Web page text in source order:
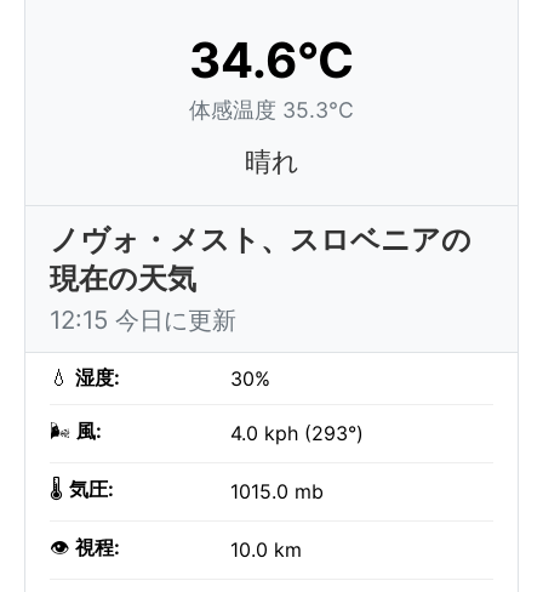
34.6°C
体感温度 35.3°C
晴れ
ノヴォ・メスト、スロベニアの
現在の天気
12:15 今日に更新
💧 湿度: 30%
🌬️ 風: 4.0 kph (293°)
🌡️ 気圧: 1015.0 mb
👁️ 視程: 10.0 km